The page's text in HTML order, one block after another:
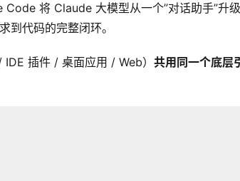
Code 将 Claude 大模型从一个”对话助手”升
到代码的完整闭环。
插件 / 桌面应用 / Web） 共用同一个底层